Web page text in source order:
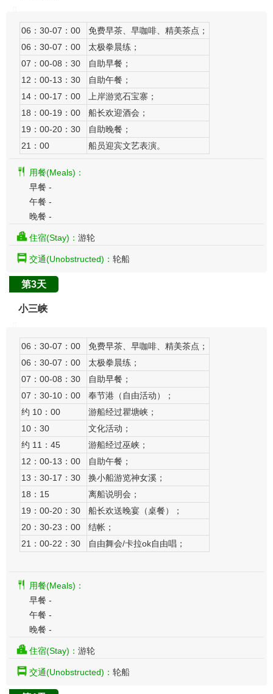
06：30-07：00
免费早茶、早咖啡、精美茶点；
06：30-07：00
太极拳晨练；
07：00-08：30
自助早餐；
12：00-13：30
自助午餐；
14：00-17：00
上岸游览石宝寨；
18：00-19：00
船长欢迎酒会；
19：00-20：30
自助晚餐；
21：00
船员迎宾文艺表演。
用餐(Meals)：
早餐 -
午餐 -
晚餐 -
住宿(Stay)： 游轮
交通(Unobstructed)： 轮船
第3天
小三峡
06：30-07：00
免费早茶、早咖啡、精美茶点；
06：30-07：00
太极拳晨练；
07：00-08：30
自助早餐；
07：30-10：00
奉节港（自由活动）；
约 10：00
游船经过瞿塘峡；
10：30
文化活动；
约 11：45
游船经过巫峡；
12：00-13：00
自助午餐；
13：30-17：30
换小船游览神女溪；
18：15
离船说明会；
19：00-20：30
船长欢送晚宴（桌餐）；
20：30-23：00
结帐；
21：00-22：30
自由舞会/卡拉ok自由唱；
用餐(Meals)：
早餐 -
午餐 -
晚餐 -
住宿(Stay)： 游轮
交通(Unobstructed)： 轮船